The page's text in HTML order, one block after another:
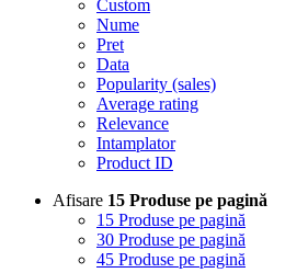
Custom
Nume
Pret
Data
Popularity (sales)
Average rating
Relevance
Intamplator
Product ID
Afisare 15 Produse pe pagină
15 Produse pe pagină
30 Produse pe pagină
45 Produse pe pagină